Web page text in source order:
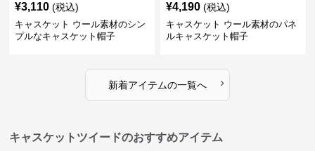
¥3,110 (税込)
キャスケット ウール素材のシン
プルなキャスケット帽子
¥4,190 (税込)
キャスケット ウール素材のパネ
ルキャスケット帽子
新着アイテムの一覧へ ›
キャスケットツイードのおすすめアイテム